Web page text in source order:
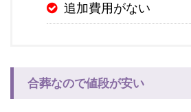
追加費用がない
合葬なので値段が安い